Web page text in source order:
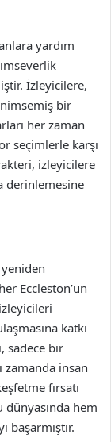
yardım
İzleyicilere,
bir
her zaman
seçimlerle karşı
izleyicilere
derinlemesine
Eccleston’un
katkı
sadece bir
zamanda insan
fırsatı
hem
başarmıştır.